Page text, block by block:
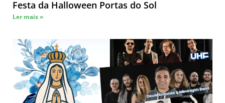
Festa da Halloween Portas do Sol
Ler mais »